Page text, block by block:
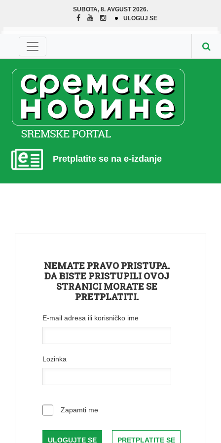
SUBOTA, 8. AVGUST 2026.
ULOGUJ SE
Pretplatite se na e-izdanje
NEMATE PRAVO PRISTUPA.
DA BISTE PRISTUPILI OVOJ
STRANICI MORATE SE
PRETPLATITI.
E-mail adresa ili korisničko ime
Lozinka
Zapamti me
PRETPLATITE SE